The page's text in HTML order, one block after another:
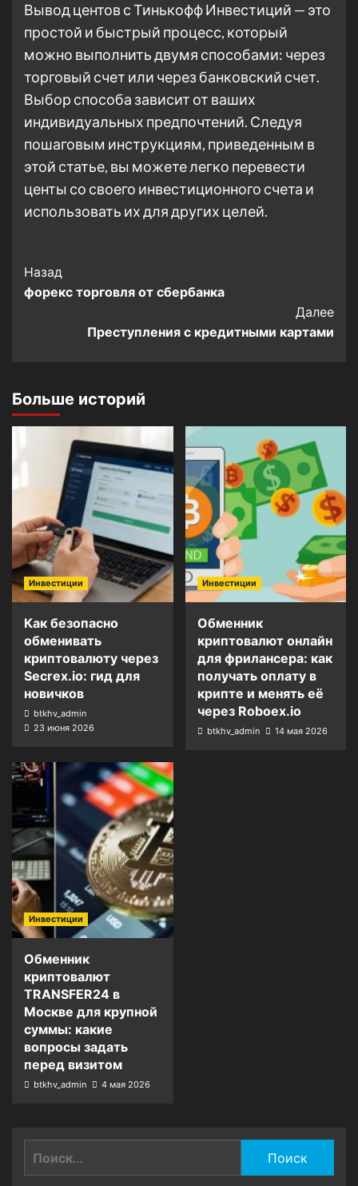
Вывод центов с Тинькофф Инвестиций — это
простой и быстрый процесс, который
можно выполнить двумя способами: через
торговый счет или через банковский счет.
Выбор способа зависит от ваших
индивидуальных предпочтений. Следуя
пошаговым инструкциям, приведенным в
этой статье, вы можете легко перевести
центы со своего инвестиционного счета и
использовать их для других целей.
Post
Navigation
Назад
форекс торговля от сбербанка
Далее
Преступления с кредитными картами
Больше историй
Инвестиции
Как безопасно
обменивать
криптовалюту через
Secrex.io: гид для
новичков
btkhv_admin
23 июня 2026
Инвестиции
Обменник
криптовалют онлайн
для фрилансера: как
получать оплату в
крипте и менять её
через Roboex.io
btkhv_admin 14 мая 2026
Инвестиции
Обменник
криптовалют
TRANSFER24 в
Москве для крупной
суммы: какие
вопросы задать
перед визитом
btkhv_admin 4 мая 2026